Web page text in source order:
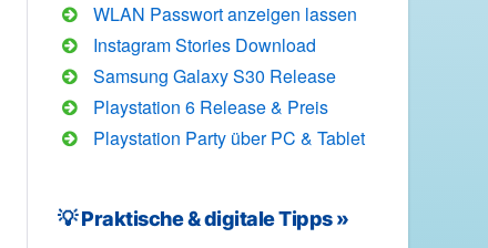
WLAN Passwort anzeigen lassen
Instagram Stories Download
Samsung Galaxy S30 Release
Playstation 6 Release & Preis
Playstation Party über PC & Tablet
💡 Praktische & digitale Tipps »